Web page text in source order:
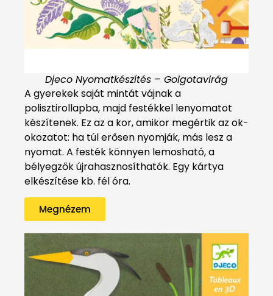
Djeco Nyomatkészítés – Golgotavirág
A gyerekek saját mintát vájnak a
polisztirollapba, majd festékkel lenyomatot
készítenek. Ez az a kor, amikor megértik az ok-
okozatot: ha túl erősen nyomják, más lesz a
nyomat. A festék könnyen lemosható, a
bélyegzők újrahasznosíthatók. Egy kártya
elkészítése kb. fél óra.
Megnézem